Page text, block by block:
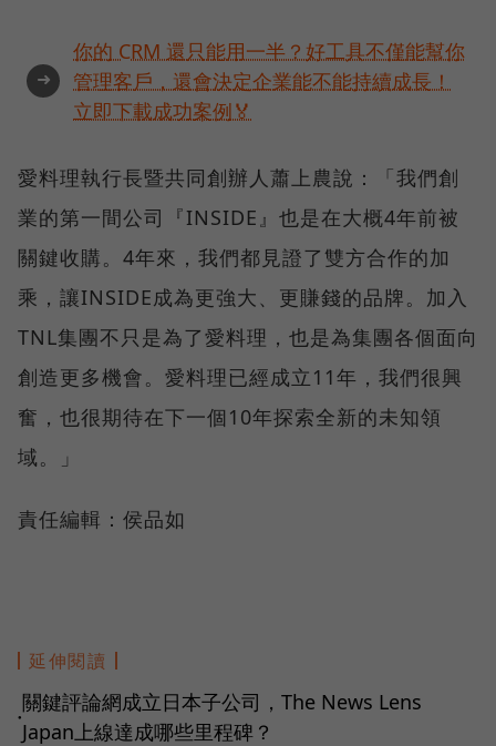
➜
你的 CRM 還只能用一半？好工具不僅能幫你
管理客戶，還會決定企業能不能持續成長！
立即下載成功案例🏅
愛料理執行長暨共同創辦人蕭上農說：「我們創
業的第一間公司『INSIDE』也是在大概4年前被
關鍵收購。4年來，我們都見證了雙方合作的加
乘，讓INSIDE成為更強大、更賺錢的品牌。加入
TNL集團不只是為了愛料理，也是為集團各個面向
創造更多機會。愛料理已經成立11年，我們很興
奮，也很期待在下一個10年探索全新的未知領
域。」
責任編輯：侯品如
延伸閱讀
●
關鍵評論網成立日本子公司，The News Lens
Japan上線達成哪些里程碑？